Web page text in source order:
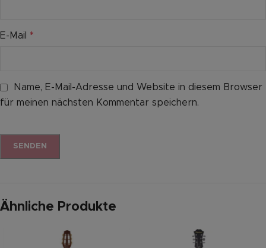
E-Mail *
Name, E-Mail-Adresse und Website in diesem Browser
für meinen nächsten Kommentar speichern.
Ähnliche Produkte